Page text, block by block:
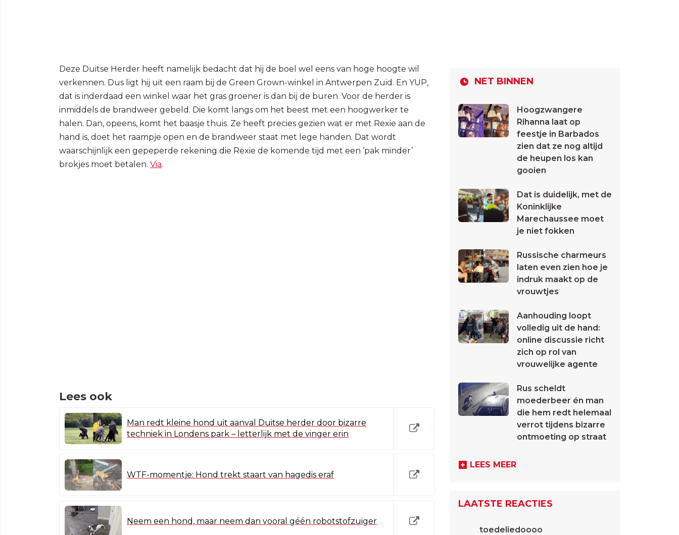
Deze Duitse Herder heeft namelijk bedacht dat hij de boel wel eens van hoge hoogte wil
verkennen. Dus ligt hij uit een raam bij de Green Grown-winkel in Antwerpen Zuid. En YUP,
dat is inderdaad een winkel waar het gras groener is dan bij de buren. Voor de herder is
inmiddels de brandweer gebeld. Die komt langs om het beest met een hoogwerker te
halen. Dan, opeens, komt het baasje thuis. Ze heeft precies gezien wat er met Rexie aan de
hand is, doet het raampje open en de brandweer staat met lege handen. Dat wordt
waarschijnlijk een gepeperde rekening die Rexie de komende tijd met een ‘pak minder’
brokjes moet betalen. Via.
Lees ook
Man redt kleine hond uit aanval Duitse herder door bizarre
techniek in Londens park – letterlijk met de vinger erin
WTF-momentje: Hond trekt staart van hagedis eraf
Neem een hond, maar neem dan vooral géén robotstofzuiger
NET BINNEN
Hoogzwangere
Rihanna laat op
feestje in Barbados
zien dat ze nog altijd
de heupen los kan
gooien
Dat is duidelijk, met de
Koninklijke
Marechaussee moet
je niet fokken
Russische charmeurs
laten even zien hoe je
indruk maakt op de
vrouwtjes
Aanhouding loopt
volledig uit de hand:
online discussie richt
zich op rol van
vrouwelijke agente
Rus scheldt
moederbeer én man
die hem redt helemaal
verrot tijdens bizarre
ontmoeting op straat
LEES MEER
LAATSTE REACTIES
toedeliedoooo